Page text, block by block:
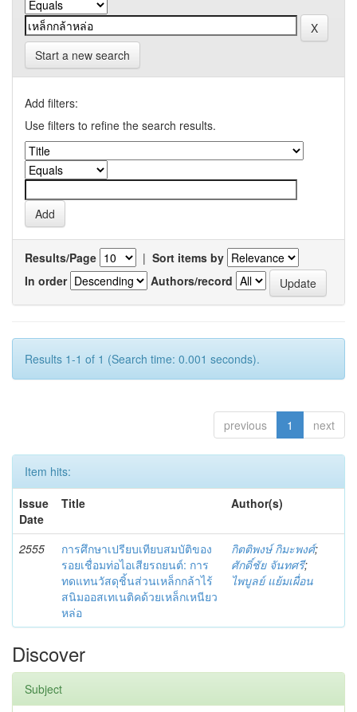
Start a new search
Add filters:
Use filters to refine the search results.
Results/Page | Sort items by
In order
Authors/record
Results 1-1 of 1 (Search time: 0.001 seconds).
previous 1 next
Item hits:
Issue
Date
Title Author(s)
2555
การศึกษาเปรียบเทียบสมบัติของ
รอยเชื่อมท่อไอเสียรถยนต์: การ
ทดแทนวัสดุชิ้นส่วนเหล็กกล้าไร้
สนิมออสเทเนติคด้วยเหล็กเหนียว
หล่อ
กิตติพงษ์ กิมะพงศ์;
ศักดิ์ชัย จันทศรี;
ไพบูลย์ แย้มเผื่อน
Discover
Subject